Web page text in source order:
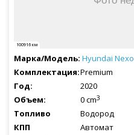
100916 км
Hyundai Nexo
Premium
2020
0 cm3
Водород
Автомат